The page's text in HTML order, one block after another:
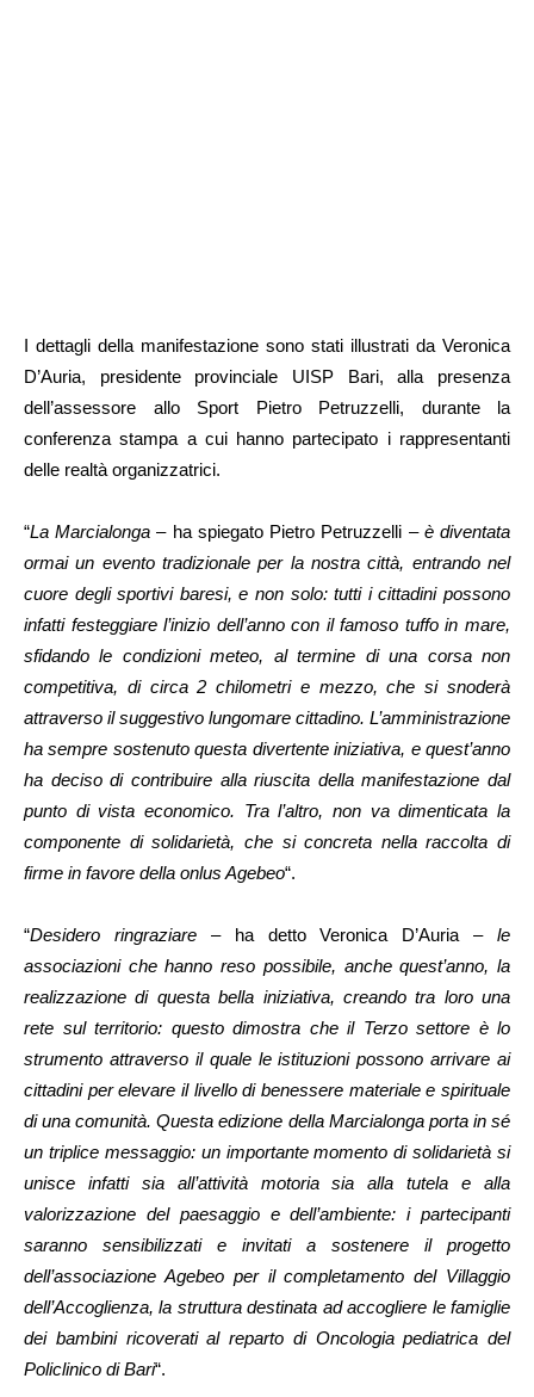
I dettagli della manifestazione sono stati illustrati da Veronica
D’Auria, presidente provinciale UISP Bari, alla presenza
dell’assessore allo Sport Pietro Petruzzelli, durante la
conferenza stampa a cui hanno partecipato i rappresentanti
delle realtà organizzatrici.
“La Marcialonga – ha spiegato Pietro Petruzzelli –è diventata
ormai un evento tradizionale per la nostra città, entrando nel
cuore degli sportivi baresi, e non solo: tutti i cittadini possono
infatti festeggiare l’inizio dell’anno con il famoso tuffo in mare,
sfidando le condizioni meteo, al termine di una corsa non
competitiva, di circa 2 chilometri e mezzo, che si snoderà
attraverso il suggestivo lungomare cittadino. L’amministrazione
ha sempre sostenuto questa divertente iniziativa, e quest’anno
ha deciso di contribuire alla riuscita della manifestazione dal
punto di vista economico. Tra l’altro, non va dimenticata la
componente di solidarietà, che si concreta nella raccolta di
firme in favore della onlus Agebeo“.
“Desidero ringraziare– ha detto Veronica D’Auria – le
associazioni che hanno reso possibile, anche quest’anno, la
realizzazione di questa bella iniziativa, creando tra loro una
rete sul territorio: questo dimostra che il Terzo settore è lo
strumento attraverso il quale le istituzioni possono arrivare ai
cittadini per elevare il livello di benessere materiale e spirituale
di una comunità. Questa edizione della Marcialonga porta in sé
un triplice messaggio: un importante momento di solidarietà si
unisce infatti sia all’attività motoria sia alla tutela e alla
valorizzazione del paesaggio e dell’ambiente: i partecipanti
saranno sensibilizzati e invitati a sostenere il progetto
dell’associazione Agebeo per il completamento del Villaggio
dell’Accoglienza, la struttura destinata ad accogliere le famiglie
dei bambini ricoverati al reparto di Oncologia pediatrica del
Policlinico di Bari“.